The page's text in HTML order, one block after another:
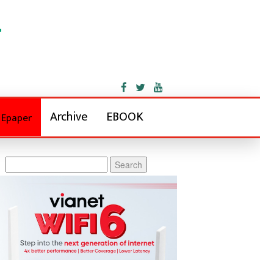
Epaper Archive EBOOK
for: